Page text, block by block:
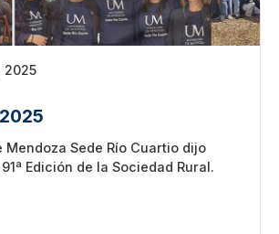
2025
Mendoza Sede Río Cuartio dijo
Edición de la Sociedad Rural.